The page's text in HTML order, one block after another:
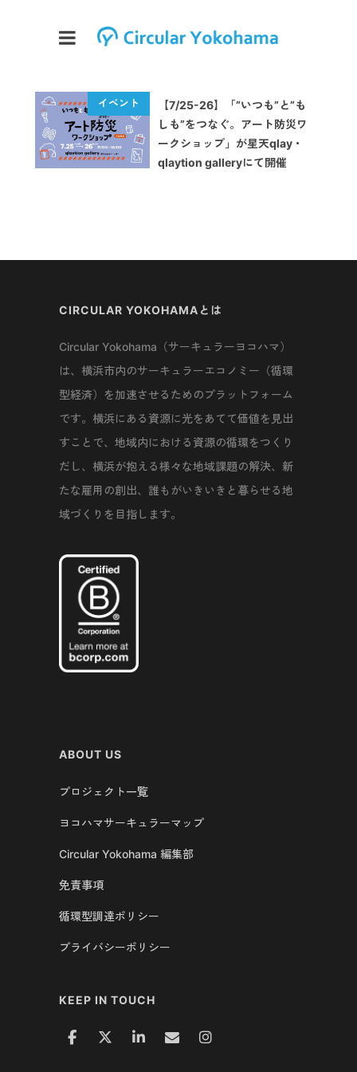
【7/25-26】「”いつも”と”も
しも”をつなぐ。アート防災ワ
ークショップ」が星天qlay・
qlaytion galleryにて開催
CIRCULAR YOKOHAMAとは
Circular Yokohama（サーキュラーヨコハマ）
は、横浜市内のサーキュラーエコノミー（循環
型経済）を加速させるためのプラットフォーム
です。横浜にある資源に光をあてて価値を見出
すことで、地域内における資源の循環をつくり
だし、横浜が抱える様々な地域課題の解決、新
たな雇用の創出、誰もがいきいきと暮らせる地
域づくりを目指します。
ABOUT US
プロジェクト一覧
ヨコハマサーキュラーマップ
Circular Yokohama 編集部
免責事項
循環型調達ポリシー
プライバシーポリシー
KEEP IN TOUCH